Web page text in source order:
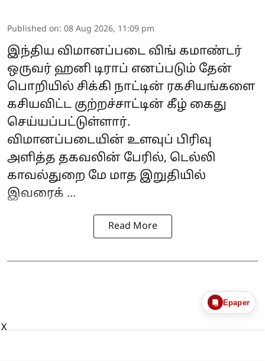
Published on: 08 Aug 2026, 11:09 pm
இந்திய விமானப்படை விங் கமாண்டர்
ஒருவர் ஹனி டிராப் எனப்படும் தேன்
பொறியில் சிக்கி நாட்டின் ரகசியங்களை
கசியவிட்ட குற்றச்சாட்டின் கீழ் கைது
செய்யப்பட்டுள்ளார்.
விமானப்படையின் உளவுப் பிரிவு
அளித்த தகவலின் பேரில், டெல்லி
காவல்துறை மே மாத இறுதியில்
இவரைக் ...
Read More
Epaper
X